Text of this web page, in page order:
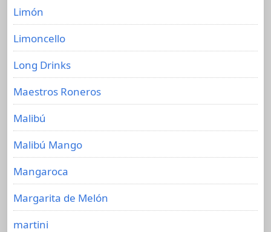
Limón
Limoncello
Long Drinks
Maestros Roneros
Malibú
Malibú Mango
Mangaroca
Margarita de Melón
martini